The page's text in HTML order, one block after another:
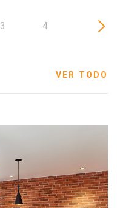
3 4
VER TODO